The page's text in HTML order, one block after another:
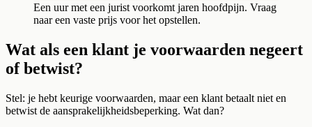
Een uur met een jurist voorkomt jaren hoofdpijn. Vraag
naar een vaste prijs voor het opstellen.
Wat als een klant je voorwaarden negeert
of betwist?
Stel: je hebt keurige voorwaarden, maar een klant betaalt niet en
betwist de aansprakelijkheidsbeperking. Wat dan?